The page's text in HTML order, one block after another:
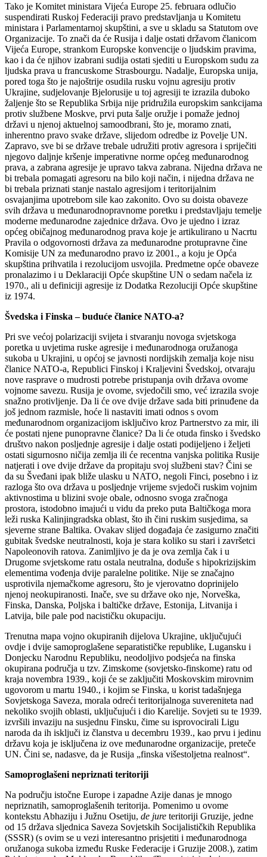
Tako je Komitet ministara Vijeća Europe 25. februara odlučio
suspendirati Ruskoj Federaciji pravo predstavljanja u Komitetu
ministara i Parlamentarnoj skupštini, a sve u skladu sa Statutom ove
Organizacije. To znači da će Rusija i dalje ostati državom članicom
Vijeća Europe, strankom Europske konvencije o ljudskim pravima,
kao i da će njihov izabrani sudija ostati sjediti u Europskom sudu za
ljudska prava u francuskome Strasbourgu. Nadalje, Europska unija,
pored toga što je najoštrije osudila rusku vojnu agresiju protiv
Ukrajine, sudjelovanje Bjelorusije u toj agresiji te izrazila duboko
žaljenje što se Republika Srbija nije pridružila europskim sankcijama
protiv službene Moskve, prvi puta šalje oružje i pomaže jednoj
državi u njenoj aktuelnoj samoodbrani, što je, moramo znati,
inherentno pravo svake države, slijedom odredbe iz Povelje UN.
Zapravo, sve bi se države trebale udružiti protiv agresora i spriječiti
njegovo daljnje kršenje imperativne norme općeg međunarodnog
prava, a zabrana agresije je upravo takva zabrana. Nijedna država ne
bi trebala pomagati agresoru na bilo koji način, i nijedna država ne
bi trebala priznati stanje nastalo agresijom i teritorijalnim
osvajanjima upotrebom sile kao zakonito. Ovo su doista obaveze
svih država u međunarodnopravnome poretku i predstavljaju temelje
moderne međunarodne zajednice država. Ovo je ujedno i izraz
općeg običajnog međunarodnog prava koje je artikulirano u Nacrtu
Pravila o odgovornosti država za međunarodne protupravne čine
Komisije UN za međunarodno pravo iz 2001., a koju je Opća
skupština prihvatila i rezolucijom usvojila. Predmetne opće obaveze
pronalazimo i u Deklaraciji Opće skupštine UN o sedam načela iz
1970., ali u definiciji agresije iz Dodatka Rezoluciji Opće skupštine
iz 1974.
Švedska i Finska – buduće članice NATO-a?
Pri sve većoj polarizaciji svijeta i stvaranju novoga svjetskoga
poretka u uvjetima ruske agresije i međunarodnoga oružanoga
sukoba u Ukrajini, u općoj se javnosti nordijskih zemalja koje nisu
članice NATO-a, Republici Finskoj i Kraljevini Švedskoj, otvaraju
nove rasprave o mudrosti potrebe pristupanja ovih država ovome
vojnome savezu. Rusija je ovome, svjedočili smo, već izrazila svoje
snažno protivljenje. Da li će ove dvije države sada biti prinuđene da
još jednom razmisle, hoće li nastaviti imati odnos s ovom
međunarodnom organizacijom isključivo kroz Partnerstvo za mir, ili
će postati njene punopravne članice? Da li će otuda finsko i švedsko
društvo nakon posljednje agresije i dalje ostati podijeljeno i željeti
ostati sigurnosno ničija zemlja ili će recentna vanjska politika Rusije
natjerati i ove dvije države da propitaju svoj službeni stav? Čini se
da su Šveđani ipak bliže ulasku u NATO, negoli Finci, posebno i iz
razloga što ova država u posljednje vrijeme svjedoči ruskim vojnim
aktivnostima u blizini svoje obale, odnosno svoga zračnoga
prostora, istodobno imajući u vidu da preko puta Baltičkoga mora
leži ruska Kalinjingradska oblast, što ih čini ruskim susjedima, sa
sjeverne strane Baltika. Ovakav slijed događaja će zasigurno značiti
gubitak švedske neutralnosti, koja je stara koliko su stari i završetci
Napoleonovih ratova. Zanimljivo je da je ova zemlja čak i u
Drugome svjetskome ratu ostala neutralna, doduše s hipokrizijskim
elementima vođenja dvije paralelne politike. Nije se značajno
usprotivila njemačkome agresoru, što je vjerovatno doprinijelo
njenoj neokupiranosti. Inače, sve su države oko nje, Norveška,
Finska, Danska, Poljska i baltičke države, Estonija, Litvanija i
Latvija, bile pale pod nacističku okupaciju.
Trenutna mapa vojno okupiranih dijelova Ukrajine, uključujući
ovdje i dvije samoproglašene separatističke republike, Lugansku i
Donjecku Narodnu Republiku, neodoljivo podsjeća na finska
okupirana područja u tzv. Zimskome (sovjetsko-finskome) ratu od
kraja novembra 1939., koji će se zaključiti Moskovskim mirovnim
ugovorom u martu 1940., i kojim se Finska, u korist tadašnjega
Sovjetskoga Saveza, morala odreći teritorijalnoga suvereniteta nad
nekoliko svojih oblasti, uključujući i dio Karelije. Sovjeti su te 1939.
izvršili invaziju na susjednu Finsku, čime su isprovocirali Ligu
naroda da ih isključi iz članstva u decembru 1939., kao prvu i jedinu
državu koja je isključena iz ove međunarodne organizacije, preteče
UN. Čini se, nadasve, da je Rusija „finska višestoljetna realnost“.
Samoproglašeni nepriznati teritoriji
Na području istočne Europe i zapadne Azije danas je mnogo
nepriznatih, samoproglašenih teritorija. Pomenimo u ovome
kontekstu Abhaziju i Južnu Osetiju, de jure teritoriji Gruzije, jedne
od 15 država sljednica Saveza Sovjetskih Socijalističkih Republika
(SSSR) (s ovim se u vezi interesantno prisjetiti i međunarodnoga
oružanoga sukoba između Ruske Federacije i Gruzije 2008.), zatim